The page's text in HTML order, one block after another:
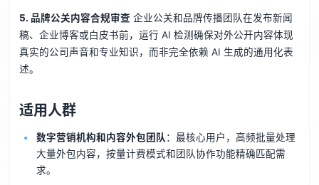
5. 品牌公关内容合规审查 企业公关和品牌传播团队在发布新闻
稿、企业博客或白皮书前，运行 AI 检测确保对外公开内容体现
真实的公司声音和专业知识，而非完全依赖 AI 生成的通用化表
述。
适用人群
数字营销机构和内容外包团队 ：最核心用户，高频批量处理
大量外包内容，按量计费模式和团队协作功能精确匹配需
求。